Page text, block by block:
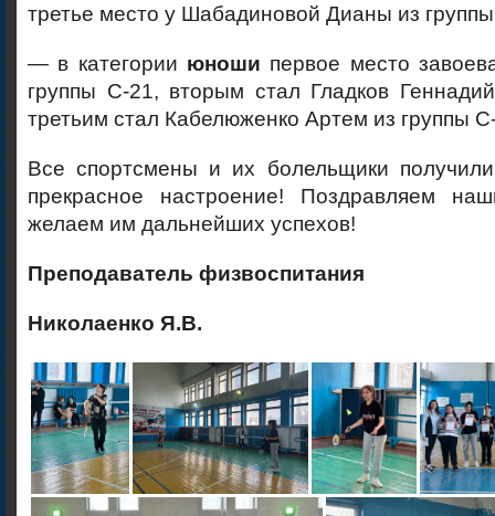
третье место у Шабадиновой Дианы из
— в категории юноши первое место
группы С-21, вторым стал Гладков
третьим стал Кабелюженко Артем из группы
Все спортсмены и их болельщики
прекрасное настроение! Поздравляем
желаем им дальнейших успехов!
Преподаватель физвоспитания
Николаенко Я.В.